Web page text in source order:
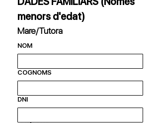
menors d'edat)
Mare/Tutora
NOM
COGNOMS
DNI